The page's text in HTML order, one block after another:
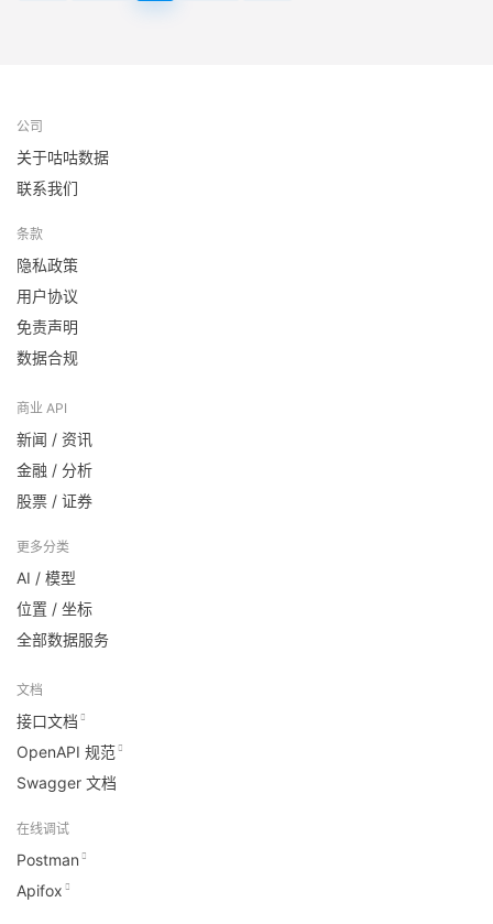
公司
关于咕咕数据
联系我们
条款
隐私政策
用户协议
免责声明
数据合规
商业 API
新闻 / 资讯
金融 / 分析
股票 / 证券
更多分类
AI / 模型
位置 / 坐标
全部数据服务
文档
接口文档
OpenAPI 规范
Swagger 文档
在线调试
Postman
Apifox